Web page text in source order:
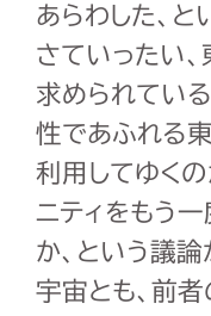
あらわした、と
さていったい
求められてい
性であふれる
利用してゆく
ニティをもう
か、という議
宇宙とも、前